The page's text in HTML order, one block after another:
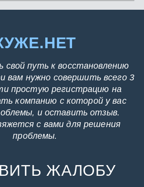
свой путь к восстановлению
вам нужно совершить всего 3
простую регистрацию на
компанию с которой у вас
и оставить отзыв.
с вами для решения
проблемы.
ЖАЛОБУ